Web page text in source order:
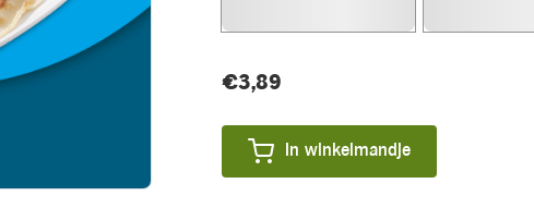
Huidige
Actieprijs
€3,89
In winkelmandje